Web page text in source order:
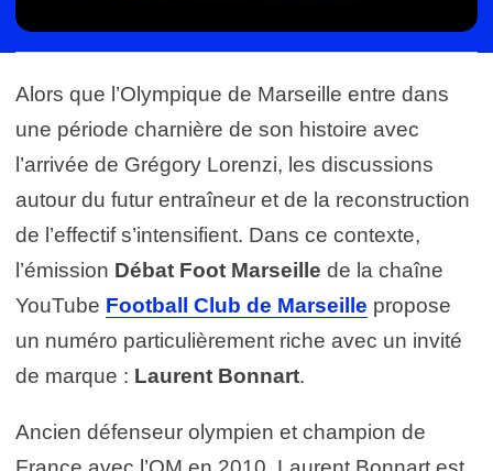
Alors que l’Olympique de Marseille entre dans
une période charnière de son histoire avec
l’arrivée de Grégory Lorenzi, les discussions
autour du futur entraîneur et de la reconstruction
de l’effectif s’intensifient. Dans ce contexte,
l’émission Débat Foot Marseille de la chaîne
YouTube Football Club de Marseille propose
un numéro particulièrement riche avec un invité
de marque : Laurent Bonnart.
Ancien défenseur olympien et champion de